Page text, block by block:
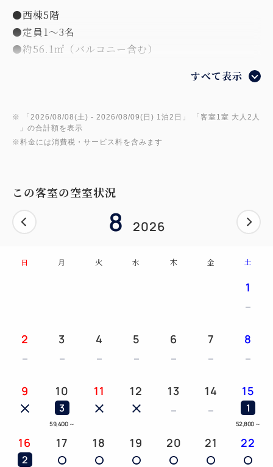
●西棟5階
●定員1～3名
●約56.1㎡（バルコニー含む）
※3名利用はソファベッドをご用意いたします
【客室備品】
・49型液晶テレビ 冷蔵庫 ・除加湿空気清浄機
・電子ケトル ・グラスサウンドスピーカー
（Bluetooth対応）
・ヘルスメーター ・電気香炉 ・タオルウォーマ
ー
・クレンジング ・洗顔料 ・化粧水 ・乳液 ・ボ
ディローション
すべて表示
※ 「 2026/08/08(土) - 2026/08/09(日) 1泊2日 」 「客室1室 大人2人
」の合計額を表示
※料金には消費税・サービス料を含みます
この客室の空室状況
8 2026
日 月 火 水 木 金 土
1
2 3 4 5 6 7 8
9 10
3
59,400 ～
11 12 13 14 15
1
52,800 ～
16
2
17 18 19 20 21 22